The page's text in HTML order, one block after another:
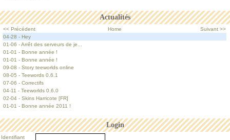
Actualités
<< Précédent Home
Suivant >>
04-28 - Hey
01-06 - Arrêt des serveurs de je...
01-01 - Bonne année !
01-01 - Bonne année !
09-08 - Story teeworlds online
08-05 - Teewords 0.6.1
07-06 - Correctifs
04-11 - Teeworlds 0.6.0
02-04 - Skins Harricote [FR]
01-01 - Bonne année 2011 !
Login
Identifiant